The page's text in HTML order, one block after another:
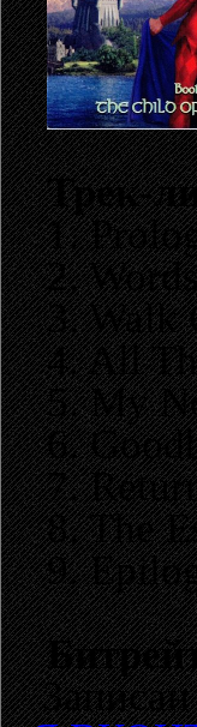
Трек-
1.
2.
3. Walk
4. All
5. My
6.
7.
8. The
9.
Записан